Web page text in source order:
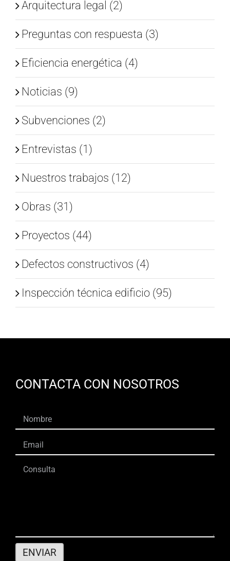
Arquitectura legal (2)
Preguntas con respuesta (3)
Eficiencia energética (4)
Noticias (9)
Subvenciones (2)
Entrevistas (1)
Nuestros trabajos (12)
Obras (31)
Proyectos (44)
Defectos constructivos (4)
Inspección técnica edificio (95)
CONTACTA CON NOSOTROS